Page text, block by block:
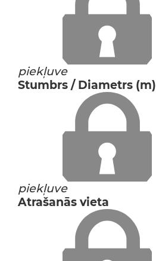
piekļuve
Stumbrs / Diametrs (m)
piekļuve
Atrašanās vieta